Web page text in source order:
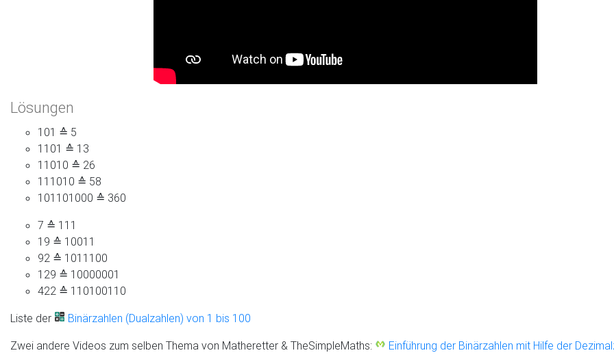
Lösungen
101 ≙ 5
1101 ≙ 13
11010 ≙ 26
111010 ≙ 58
101101000 ≙ 360
7 ≙ 111
19 ≙ 10011
92 ≙ 1011100
129 ≙ 10000001
422 ≙ 110100110
Liste der
Binärzahlen (Dualzahlen) von 1 bis 100
Zwei andere Videos zum selben Thema von Matheretter & TheSimpleMaths:
Einführung der Binärzahlen mit Hilfe der